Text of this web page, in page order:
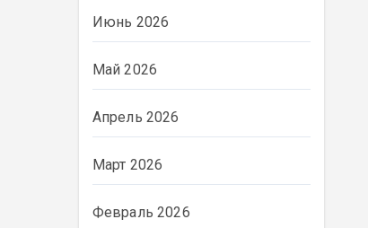
Июнь 2026
Май 2026
Апрель 2026
Март 2026
Февраль 2026